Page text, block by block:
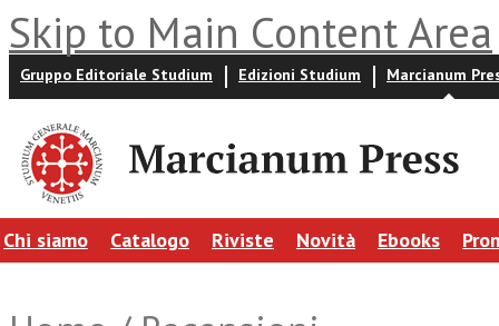
Skip to Main Content Area
Gruppo Editoriale Studium Edizioni Studium Marcianum
Chi siamo Catalogo Riviste Novità Ebooks